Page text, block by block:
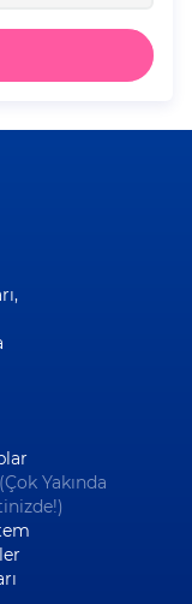
Yakında